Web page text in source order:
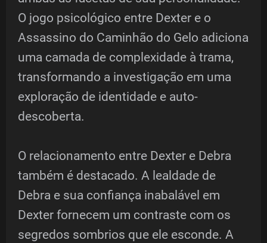
O jogo psicológico entre Dexter e o
Assassino do Caminhão do Gelo adiciona
uma camada de complexidade à trama,
transformando a investigação em uma
exploração de identidade e auto-
descoberta.
O relacionamento entre Dexter e Debra
também é destacado. A lealdade de
Debra e sua confiança inabalável em
Dexter fornecem um contraste com os
segredos sombrios que ele esconde. A